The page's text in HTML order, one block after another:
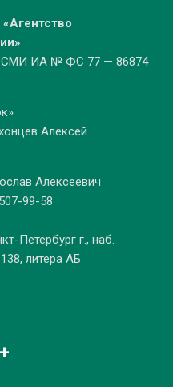
СМИ ИА № ФС 77 — 86874
Алексей
Алексеевич
99-58
Петербург г., наб.
литера АБ